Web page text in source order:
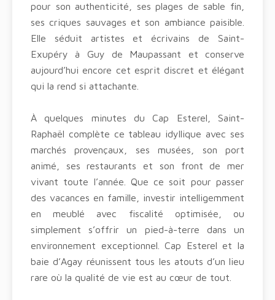
pour son authenticité, ses plages de sable fin,
ses criques sauvages et son ambiance paisible.
Elle séduit artistes et écrivains de Saint-
Exupéry à Guy de Maupassant et conserve
aujourd’hui encore cet esprit discret et élégant
qui la rend si attachante.
À quelques minutes du Cap Esterel, Saint-
Raphaël complète ce tableau idyllique avec ses
marchés provençaux, ses musées, son port
animé, ses restaurants et son front de mer
vivant toute l’année. Que ce soit pour passer
des vacances en famille, investir intelligemment
en meublé avec fiscalité optimisée, ou
simplement s’offrir un pied-à-terre dans un
environnement exceptionnel. Cap Esterel et la
baie d’Agay réunissent tous les atouts d’un lieu
rare où la qualité de vie est au cœur de tout.